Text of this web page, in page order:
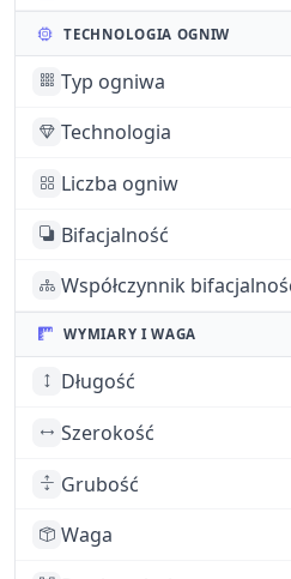
TECHNOLOGIA OGNIW
Typ ogniwa
Technologia
Liczba ogniw
Bifacjalność
Współczynnik
WYMIARY I WAGA
Długość
Szerokość
Grubość
Waga